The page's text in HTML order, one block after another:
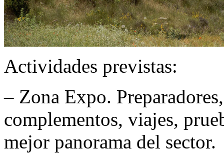
Actividades previstas:
– Zona Expo.
complementos, viajes,
mejor panorama del sector.